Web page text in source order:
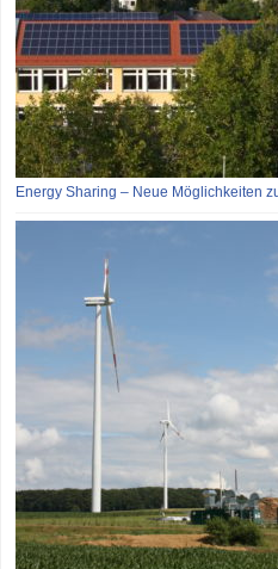
Energy Sharing – Neue Möglichkeiten